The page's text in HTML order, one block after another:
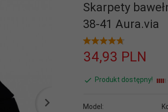
Skarpety
38-41 Aura.via
34,93 PLN
Produkt dostępny!
Model: